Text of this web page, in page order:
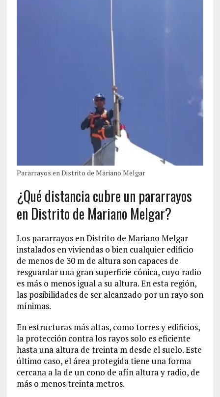
Pararrayos en Distrito de Mariano Melgar
¿Qué distancia cubre un pararrayos
en Distrito de Mariano Melgar?
Los pararrayos en Distrito de Mariano Melgar
instalados en viviendas o bien cualquier edificio
de menos de 30 m de altura son capaces de
resguardar una gran superficie cónica, cuyo radio
es más o menos igual a su altura. En esta región,
las posibilidades de ser alcanzado por un rayo son
mínimas.
En estructuras más altas, como torres y edificios,
la protección contra los rayos solo es eficiente
hasta una altura de treinta m desde el suelo. Este
último caso, el área protegida tiene una forma
cercana a la de un cono de afín altura y radio, de
más o menos treinta metros.